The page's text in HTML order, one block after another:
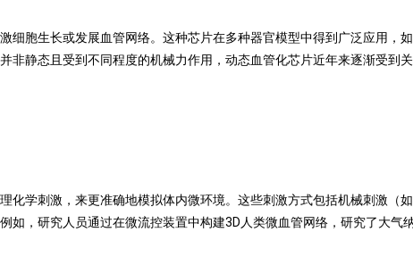
细胞生长或发展血管网络。这种芯片在多种器官模型中得到广泛应用，
静态且受到不同程度的机械力作用，动态血管化芯片近年来逐渐受到关
化学刺激，来更准确地模拟体内微环境。这些刺激方式包括机械刺激（
，研究人员通过在微流控装置中构建3D人类微血管网络，研究了大气